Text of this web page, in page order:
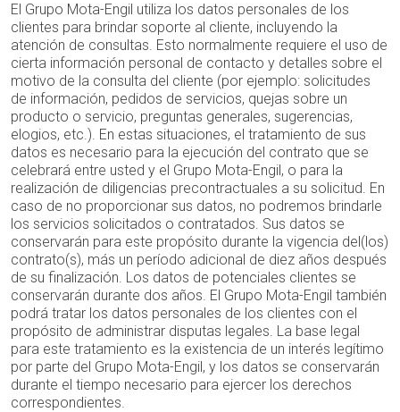
El Grupo Mota-Engil utiliza los datos personales de los
clientes para brindar soporte al cliente, incluyendo la
atención de consultas. Esto normalmente requiere el uso de
cierta información personal de contacto y detalles sobre el
motivo de la consulta del cliente (por ejemplo: solicitudes
de información, pedidos de servicios, quejas sobre un
producto o servicio, preguntas generales, sugerencias,
elogios, etc.). En estas situaciones, el tratamiento de sus
datos es necesario para la ejecución del contrato que se
celebrará entre usted y el Grupo Mota-Engil, o para la
realización de diligencias precontractuales a su solicitud. En
caso de no proporcionar sus datos, no podremos brindarle
los servicios solicitados o contratados. Sus datos se
conservarán para este propósito durante la vigencia del(los)
contrato(s), más un período adicional de diez años después
de su finalización. Los datos de potenciales clientes se
conservarán durante dos años. El Grupo Mota-Engil también
podrá tratar los datos personales de los clientes con el
propósito de administrar disputas legales. La base legal
para este tratamiento es la existencia de un interés legítimo
por parte del Grupo Mota-Engil, y los datos se conservarán
durante el tiempo necesario para ejercer los derechos
correspondientes.